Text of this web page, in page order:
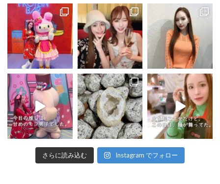
さらに読み込む Instagram でフォロー